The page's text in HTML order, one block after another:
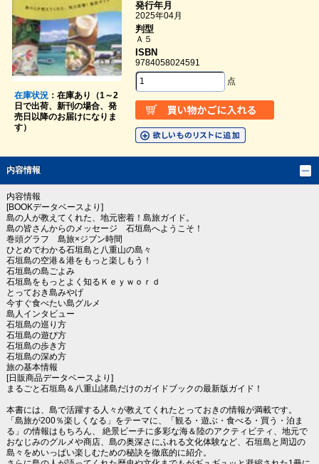
在庫状況：在庫あり（1～2
日で出荷、新刊の場合、発
売日以降のお届けになりま
す）
発行年月
2025年04月
判型
Ａ５
ISBN
9784058024591
点
内容情報
内容情報
[BOOKデータベースより]
島の人が教えてくれた、地元密着！島旅ガイド。
島の皆さんからのメッセージ 石垣島へようこそ！
巻頭グラフ 島旅×ジブン時間
ひとめでわかる石垣島と八重山の島々
石垣島の空港＆港をもっと楽しもう！
石垣島の島ごよみ
石垣島をもっとよく知るＫｅｙｗｏｒｄ
とっておき島みやげ
今すぐ食べたい島グルメ
島人インタビュー
石垣島の巡り方
石垣島の遊び方
石垣島の歩き方
石垣島の深め方
旅の基本情報
[日販商品データベースより]
まるごと石垣島＆八重山諸島だけのガイドブックの最新版ガイド！
本書には、島で活躍する人々が教えてくれたとっておきの情報が満載です。
「島旅が200％楽しくなる」をテーマに、「観る・遊ぶ・食べる・買う・泊ま
る」の情報はもちろん、 絶景ビーチに多彩な海＆陸のアクティビティ、地元で
おなじみのグルメや商店、島の奥深さにふれる文化体験など、石垣島と周辺の
島々をめいっぱい楽しむための秘訣を徹底的に紹介。